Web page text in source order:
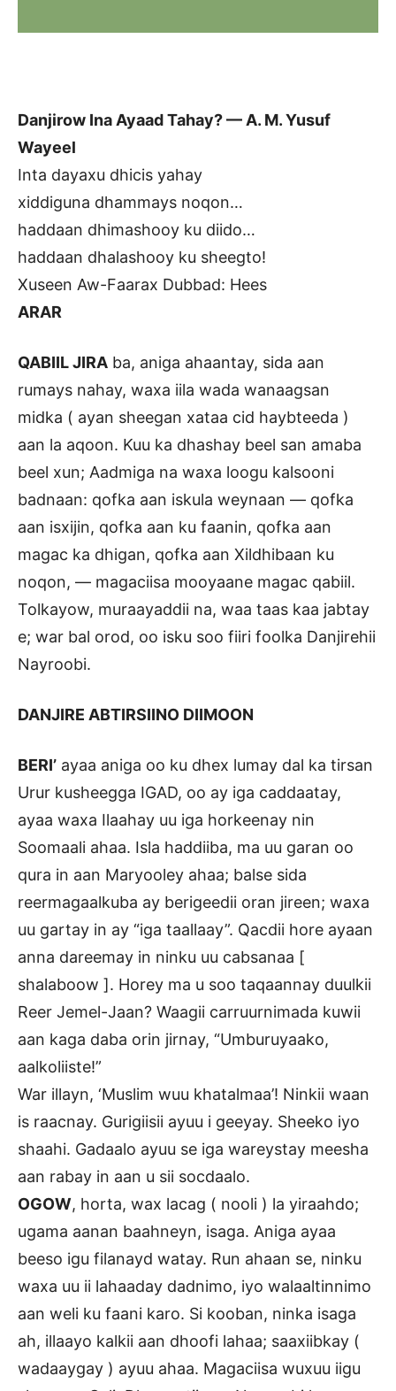
Danjirow Ina Ayaad Tahay? — A. M. Yusuf
Wayeel
Inta dayaxu dhicis yahay
xiddiguna dhammays noqon…
haddaan dhimashooy ku diido…
haddaan dhalashooy ku sheegto!
Xuseen Aw-Faarax Dubbad: Hees
ARAR
QABIIL JIRA ba, aniga ahaantay, sida aan
rumays nahay, waxa iila wada wanaagsan
midka ( ayan sheegan xataa cid haybteeda )
aan la aqoon. Kuu ka dhashay beel san amaba
beel xun; Aadmiga na waxa loogu kalsooni
badnaan: qofka aan iskula weynaan — qofka
aan isxijin, qofka aan ku faanin, qofka aan
magac ka dhigan, qofka aan Xildhibaan ku
noqon, — magaciisa mooyaane magac qabiil.
Tolkayow, muraayaddii na, waa taas kaa jabtay
e; war bal orod, oo isku soo fiiri foolka Danjirehii
Nayroobi.
DANJIRE ABTIRSIINO DIIMOON
BERI’ ayaa aniga oo ku dhex lumay dal ka tirsan
Urur kusheegga IGAD, oo ay iga caddaatay,
ayaa waxa Ilaahay uu iga horkeenay nin
Soomaali ahaa. Isla haddiiba, ma uu garan oo
qura in aan Maryooley ahaa; balse sida
reermagaalkuba ay berigeedii oran jireen; waxa
uu gartay in ay “iga taallaay”. Qacdii hore ayaan
anna dareemay in ninku uu cabsanaa [
shalaboow ]. Horey ma u soo taqaannay duulkii
Reer Jemel-Jaan? Waagii carruurnimada kuwii
aan kaga daba orin jirnay, “Umburuyaako,
aalkoliiste!”
War illayn, ‘Muslim wuu khatalmaa’! Ninkii waan
is raacnay. Gurigiisii ayuu i geeyay. Sheeko iyo
shaahi. Gadaalo ayuu se iga wareystay meesha
aan rabay in aan u sii socdaalo.
OGOW, horta, wax lacag ( nooli ) la yiraahdo;
ugama aanan baahneyn, isaga. Aniga ayaa
beeso igu filanayd watay. Run ahaan se, ninku
waxa uu ii lahaaday dadnimo, iyo walaaltinnimo
aan weli ku faani karo. Si kooban, ninka isaga
ah, illaayo kalkii aan dhoofi lahaa; saaxiibkay (
wadaaygay ) ayuu ahaa. Magaciisa wuxuu iigu